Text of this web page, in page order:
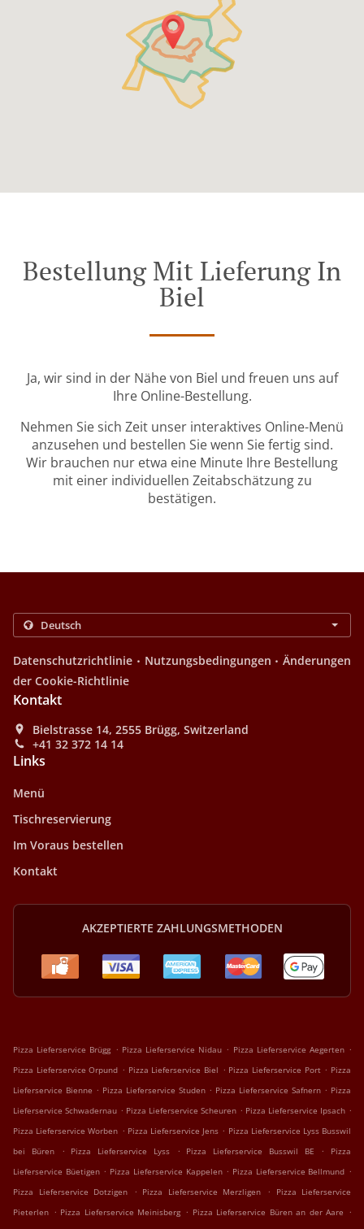
Bestellung Mit Lieferung In
Biel
Ja, wir sind in der Nähe von Biel und freuen uns auf
Ihre Online-Bestellung.
Nehmen Sie sich Zeit unser interaktives Online-Menü
anzusehen und bestellen Sie wenn Sie fertig sind.
Wir brauchen nur etwa eine Minute Ihre Bestellung
mit einer individuellen Zeitabschätzung zu
bestätigen.
Datenschutzrichtlinie . Nutzungsbedingungen . Änderungen
der Cookie-Richtlinie
Kontakt
Bielstrasse 14, 2555 Brügg, Switzerland
+41 32 372 14 14
Links
Menü
Tischreservierung
Im Voraus bestellen
Kontakt
AKZEPTIERTE ZAHLUNGSMETHODEN
Pizza Lieferservice Brügg . Pizza Lieferservice Nidau . Pizza Lieferservice Aegerten .
Pizza Lieferservice Orpund . Pizza Lieferservice Biel . Pizza Lieferservice Port . Pizza
Lieferservice Bienne . Pizza Lieferservice Studen . Pizza Lieferservice Safnern . Pizza
Lieferservice Schwadernau . Pizza Lieferservice Scheuren . Pizza Lieferservice Ipsach .
Pizza Lieferservice Worben . Pizza Lieferservice Jens . Pizza Lieferservice Lyss Busswil
bei Büren
. Pizza Lieferservice Lyss . Pizza Lieferservice Busswil BE .
Pizza
Lieferservice Büetigen . Pizza Lieferservice Kappelen . Pizza Lieferservice Bellmund .
Pizza Lieferservice Dotzigen
. Pizza Lieferservice Merzligen .
Pizza Lieferservice
Pieterlen . Pizza Lieferservice Meinisberg . Pizza Lieferservice Büren an der Aare .